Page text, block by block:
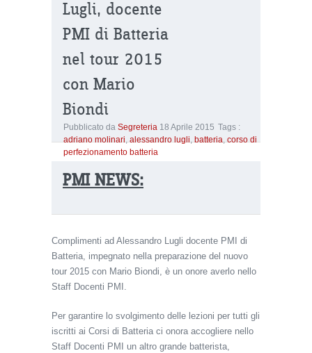
Lugli, docente
PMI di Batteria
nel tour 2015
con Mario
Biondi
Pubblicato da Segreteria 18 Aprile 2015 Tags :
adriano molinari, alessandro lugli, batteria, corso di
perfezionamento batteria
PMI NEWS:
Complimenti ad Alessandro Lugli docente PMI di
Batteria, impegnato nella preparazione del nuovo
tour 2015 con Mario Biondi, è un onore averlo nello
Staff Docenti PMI.
Per garantire lo svolgimento delle lezioni per tutti gli
iscritti ai Corsi di Batteria ci onora accogliere nello
Staff Docenti PMI un altro grande batterista,